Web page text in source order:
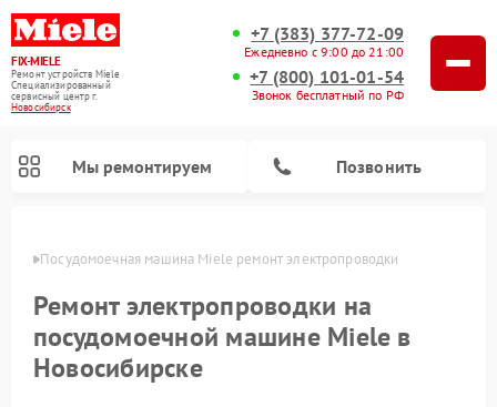
FIX-MIELE
Ремонт устройств Miele
Специализированный
cервисный центр г.
Новосибирск
+7 (383) 377-72-09
Ежедневно с 9:00 до 21:00
+7 (800) 101-01-54
Звонок бесплатный по РФ
Мы ремонтируем Позвонить
Посудомоечная машина Miele ремонт электропроводки
Ремонт электропроводки на
посудомоечной машине Miele в
Новосибирске